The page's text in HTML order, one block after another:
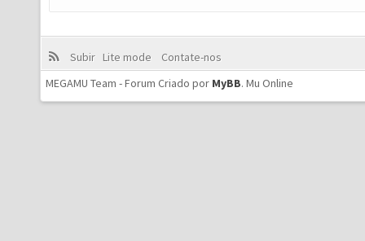
Subir Lite mode
Contate-nos
MEGAMU Team - Forum Criado por MyBB. Mu Online